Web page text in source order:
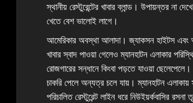
স্থানীয় রেস্টুরেন্টের খাবার ব্লান্ড। উপায়ন্তর
খেতে বেশ ভালোই লাগে।
আমেরিকার অবস্থা আলাদা। জ্যাকসন হাইটস‌ এবং
খাবার স্বাদ পাওয়া গেলেও ম্যানহাটন এলাকার
রোজগারের সন্ধানে কিংবা পড়তে যাওয়া
চাকরি পেলে অন্যত্র চলে যায়। ম্যানহাটন
পরিচালিত রেস্টুরেন্ট লাইন ধরে নিউইয়র্কবাসির